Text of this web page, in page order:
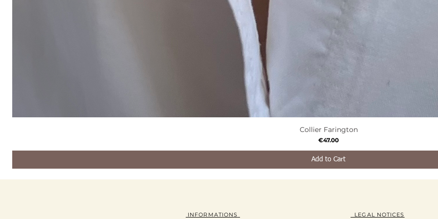
Quick View
Collier Farington
Price
€47.00
Add to Cart
INFORMATIONS LEGAL NOTICES